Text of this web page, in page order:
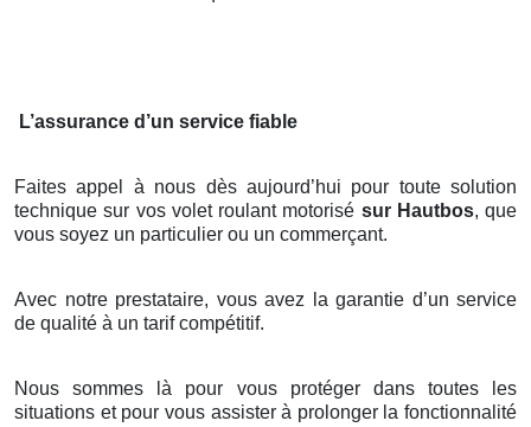
L’assurance d’un service fiable
Faites appel à nous dès aujourd’hui pour toute solution
technique sur vos volet roulant motorisé sur Hautbos, que
vous soyez un particulier ou un commerçant.
Avec notre prestataire, vous avez la garantie d’un service
de qualité à un tarif compétitif.
Nous sommes là pour vous protéger dans toutes les
situations et pour vous assister à prolonger la fonctionnalité